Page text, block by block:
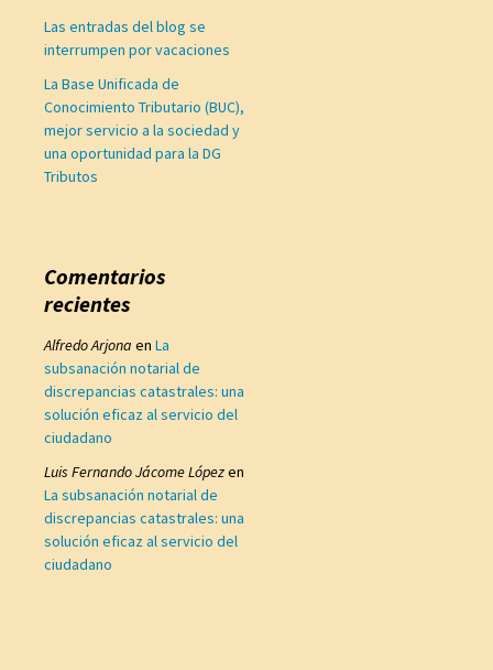
Las entradas del blog se
interrumpen por vacaciones
La Base Unificada de
Conocimiento Tributario (BUC),
mejor servicio a la sociedad y
una oportunidad para la DG
Tributos
Comentarios
recientes
Alfredo Arjona en La
subsanación notarial de
discrepancias catastrales: una
solución eficaz al servicio del
ciudadano
Luis Fernando Jácome Lópezen
La subsanación notarial de
discrepancias catastrales: una
solución eficaz al servicio del
ciudadano